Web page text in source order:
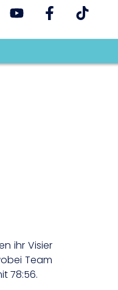
ihr Visier
Team
78:56.